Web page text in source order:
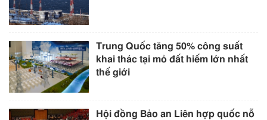
Trung Quốc tăng 50% công suất
khai thác tại mỏ đất hiếm lớn nhất
thế giới
Hội đồng Bảo an Liên hợp quốc nỗ